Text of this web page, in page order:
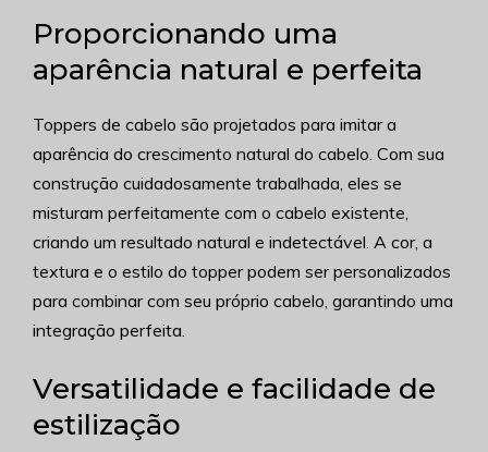
Proporcionando uma
aparência natural e perfeita
Toppers de cabelo são projetados para imitar a
aparência do crescimento natural do cabelo. Com sua
construção cuidadosamente trabalhada, eles se
misturam perfeitamente com o cabelo existente,
criando um resultado natural e indetectável. A cor, a
textura e o estilo do topper podem ser personalizados
para combinar com seu próprio cabelo, garantindo uma
integração perfeita.
Versatilidade e facilidade de
estilização